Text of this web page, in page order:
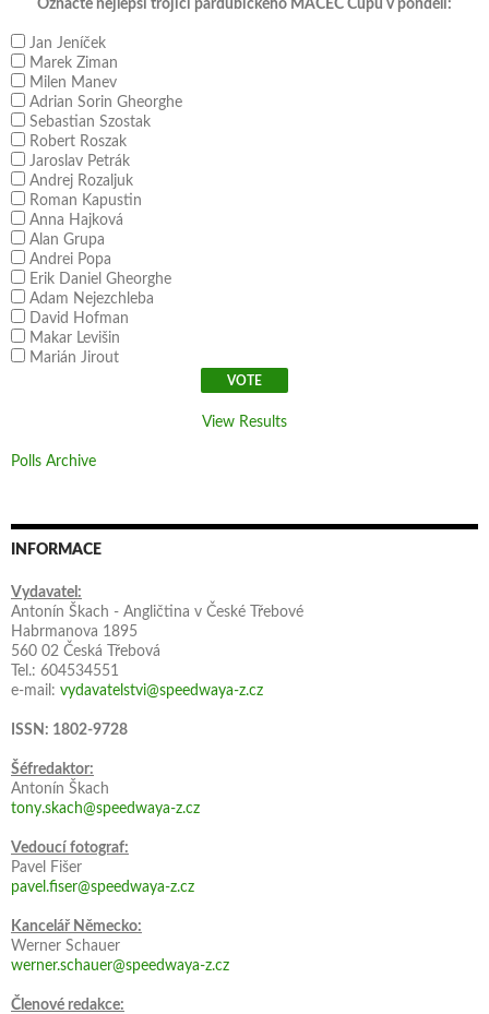
Označte nejlepší trojici pardubického MACEC Cupu v pondělí:
Jan Jeníček
Marek Ziman
Milen Manev
Adrian Sorin Gheorghe
Sebastian Szostak
Robert Roszak
Jaroslav Petrák
Andrej Rozaljuk
Roman Kapustin
Anna Hajková
Alan Grupa
Andrei Popa
Erik Daniel Gheorghe
Adam Nejezchleba
David Hofman
Makar Levišin
Marián Jirout
View Results
Polls Archive
INFORMACE
Vydavatel:
Antonín Škach - Angličtina v České Třebové
Habrmanova 1895
560 02 Česká Třebová
Tel.: 604534551
e-mail: vydavatelstvi@speedwaya-z.cz
ISSN: 1802-9728
Šéfredaktor:
Antonín Škach
tony.skach@speedwaya-z.cz
Vedoucí fotograf:
Pavel Fišer
pavel.fiser@speedwaya-z.cz
Kancelář Německo:
Werner Schauer
werner.schauer@speedwaya-z.cz
Členové redakce: